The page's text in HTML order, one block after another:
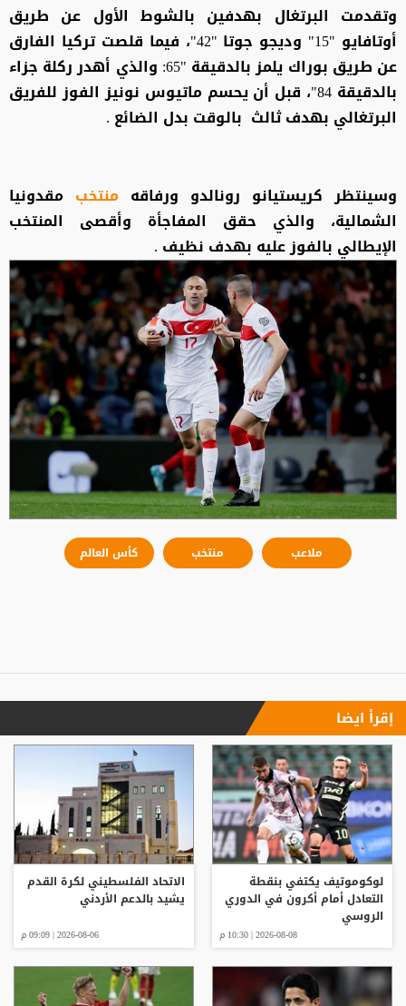
وتقدمت البرتغال بهدفين بالشوط الأول عن طريق
أوتافايو "15" وديجو جوتا "42"، فيما قلصت تركيا الفارق
عن طريق بوراك يلمز بالدقيقة "65: والذي أهدر ركلة جزاء
بالدقيقة 84"، قبل أن يحسم ماتيوس نونيز الفوز للفريق
البرتغالي بهدف ثالث بالوقت بدل الضائع .
وسينتظر كريستيانو رونالدو ورفاقه منتخب مقدونيا
الشمالية، والذي حقق المفاجأة وأقصى المنتخب
الإيطالي بالفوز عليه بهدف نظيف .
ملاعب منتخب كأس العالم
إقرأ ايضا
لوكوموتيف يكتفي بنقطة
التعادل أمام أكرون في الدوري
الروسي
2026-08-08 | 10:30 م
الاتحاد الفلسطيني لكرة القدم
يشيد بالدعم الأردني
2026-08-06 | 09:09 م